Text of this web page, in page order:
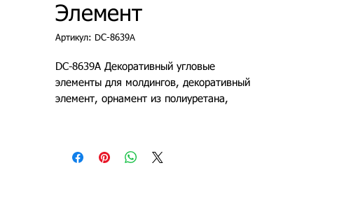
Элемент
Артикул: DC-8639A
DC-8639A Декоративный угловые
элементы для молдингов, декоративный
элемент, орнамент из полиуретана,